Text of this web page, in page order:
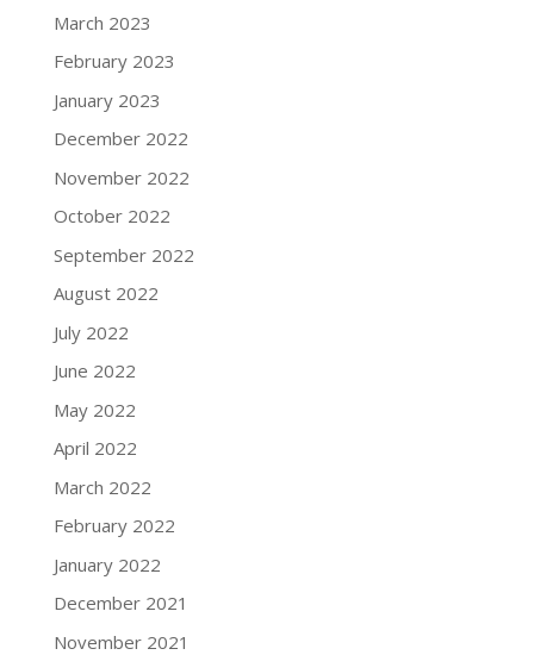
March 2023
February 2023
January 2023
December 2022
November 2022
October 2022
September 2022
August 2022
July 2022
June 2022
May 2022
April 2022
March 2022
February 2022
January 2022
December 2021
November 2021